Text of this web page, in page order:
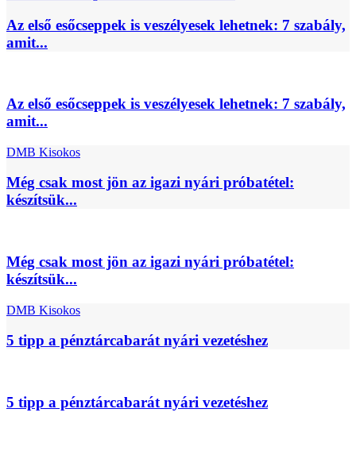
Az első esőcseppek is veszélyesek lehetnek: 7 szabály,
amit...
Az első esőcseppek is veszélyesek lehetnek: 7 szabály,
amit...
DMB Kisokos
Még csak most jön az igazi nyári próbatétel:
készítsük...
Még csak most jön az igazi nyári próbatétel:
készítsük...
DMB Kisokos
5 tipp a pénztárcabarát nyári vezetéshez
5 tipp a pénztárcabarát nyári vezetéshez